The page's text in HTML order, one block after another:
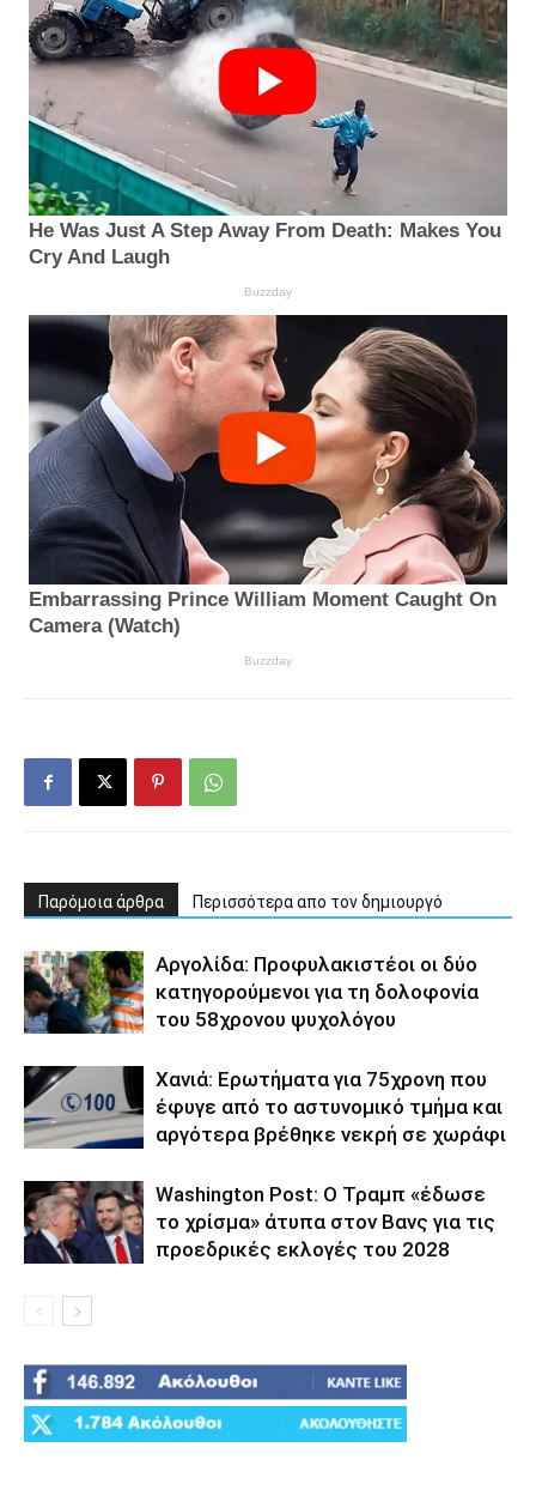
Παρόμοια άρθρα Περισσότερα απο τον δημιουργό
Αργολίδα: Προφυλακιστέοι οι δύο
κατηγορούμενοι για τη δολοφονία
του 58χρονου ψυχολόγου
Χανιά: Ερωτήματα για 75χρονη που
έφυγε από το αστυνομικό τμήμα και
αργότερα βρέθηκε νεκρή σε χωράφι
Washington Post: Ο Τραμπ «έδωσε
το χρίσμα» άτυπα στον Βανς για τις
προεδρικές εκλογές του 2028